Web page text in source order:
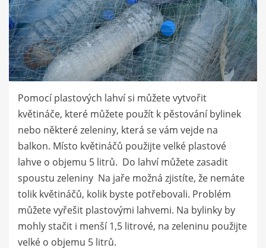
Pomocí plastových lahví si můžete vytvořit
květináče, které můžete použít k pěstování bylinek
nebo některé zeleniny, která se vám vejde na
balkon. Místo květináčů použijte velké plastové
lahve o objemu 5 litrů. Do lahví můžete zasadit
spoustu zeleniny Na jaře možná zjistíte, že nemáte
tolik květináčů, kolik byste potřebovali. Problém
můžete vyřešit plastovými lahvemi. Na bylinky by
mohly stačit i menší 1,5 litrové, na zeleninu použijte
velké o objemu 5 litrů.